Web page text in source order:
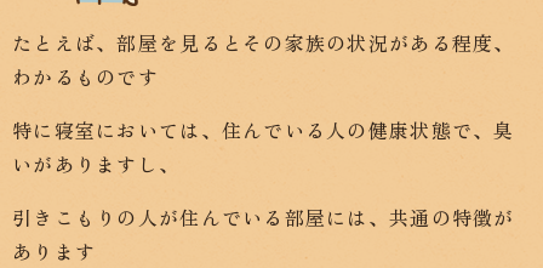
たとえば、部屋を見るとその家族の状況がある程度、
わかるものです
特に寝室においては、住んでいる人の健康状態で、臭
いがありますし、
引きこもりの人が住んでいる部屋には、共通の特徴が
あります